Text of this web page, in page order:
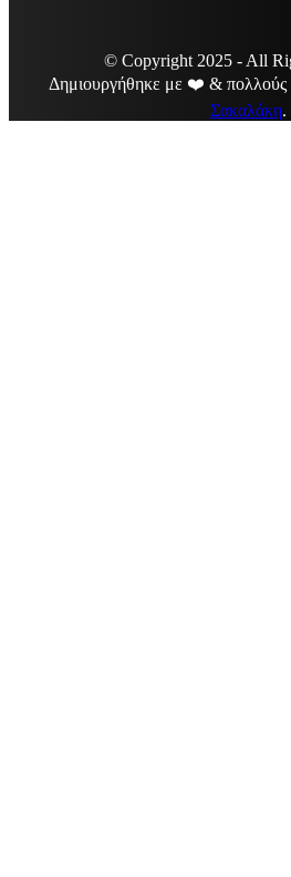
© Copyright 2025 - All
Δημιουργήθηκε με ❤️ & πολλούς
Σακαλάκη.